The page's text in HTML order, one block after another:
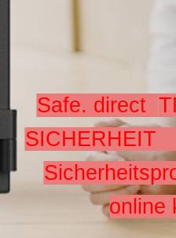
Safe. direct
SICHERHEIT
online